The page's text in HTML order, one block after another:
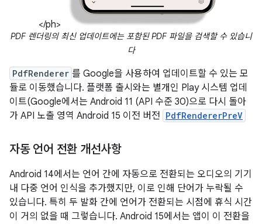
</ph>
PDF 렌더링의 최신 업데이트에는 포함된 PDF 파일을 검색할 수 있습니
다
PdfRenderer 를 Google을 사용하여 업데이트할 수 있는 모
듈로 이동했습니다. 플랫폼 출시와는 별개인 Play 시스템 업데
이트(Google에서는 Android 11 (API 수준 30)으로 다시 돌아
가 API 노출 영역 Android 15 이전 버전 PdfRendererPreV
자동 언어 전환 개선사항
Android 14에서는 언어 간에 자동으로 전환되는 오디오의 기기
내 다중 언어 인식을 추가했지만, 이로 인해 단어가 누락될 수
있습니다. 특히 두 발화 간에 언어가 전환되는 시점에 휴식 시간
이 거의 없을 때 그렇습니다. Android 15에서는 앱이 이 전환을